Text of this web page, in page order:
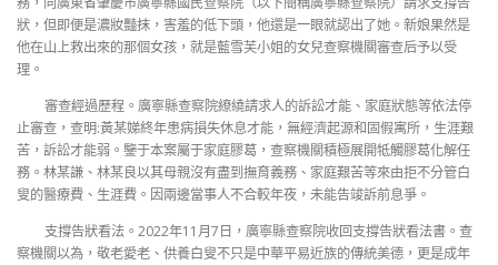
狀，但即便是濃妝豔抹，害羞的低下頭，他還是一眼就認出了她。新娘果然是
他在山上救出來的那個女孩，就是藍雪芙小姐的女兒查察機關審查后予以受
理。
審查經過歷程。廣寧縣查察院繚繞請求人的訴訟才能、家庭狀態等依法停
止審查，查明:黃某娣終年患病損失休息才能，無經濟起源和固假寓所，生涯艱
苦，訴訟才能弱。鑒于本案屬于家庭膠葛，查察機關積極展開牴觸膠葛化解任
務。林某謙、林某良以其母親沒有盡到撫育義務、家庭艱苦等來由拒不分管白
叟的醫療費、生涯費。因兩邊當事人不合較年夜，未能告竣訴前息爭。
支撐告狀看法。2022年11月7日，廣寧縣查察院收回支撐告狀看法書。查
察機關以為，敬老愛老、供養白叟不只是中華平易近族的傳統美德，更是成年